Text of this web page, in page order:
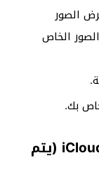
الصور
الخاص
3- فتح قفل الآيفون باستخدام iCloud (يتم